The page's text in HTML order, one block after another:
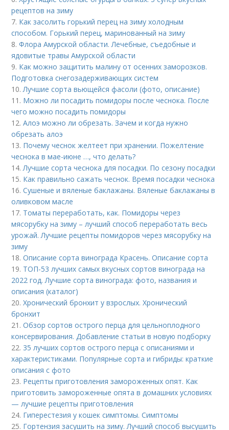
рецептов на зиму
7. Как засолить горький перец на зиму холодным
способом. Горький перец, маринованный на зиму
8.Флора Амурской области. Лечебные, съедобные и
ядовитые травы Амурской области
9. Как можно защитить малину от осенних заморозков.
Подготовка снегозадерживающих систем
10. Лучшие сорта вьющейся фасоли (фото, описание)
11. Можно ли посадить помидоры после чеснока. После
чего можно посадить помидоры
12.Алоэ можно ли обрезать. Зачем и когда нужно
обрезать алоэ
13. Почему чеснок желтеет при хранении. Пожелтение
чеснока в мае-июне …, что делать?
14. Лучшие сорта чеснока для посадки. По сезону посадки
15. Как правильно сажать чеснок. Время посадки чеснока
16.Сушеные и вяленые баклажаны. Вяленые баклажаны в
оливковом масле
17. Томаты переработать, как. Помидоры через
мясорубку на зиму – лучший способ переработать весь
урожай. Лучшие рецепты помидоров через мясорубку на
зиму
18.Описание сорта винограда Красень. Описание сорта
19. ТОП-53 лучших самых вкусных сортов винограда на
2022 год. Лучшие сорта винограда: фото, названия и
описания (каталог)
20.Хронический бронхит у взрослых. Хронический
бронхит
21.Обзор сортов острого перца для цельноплодного
консервирования. Добавление статьи в новую подборку
22. 35 лучших сортов острого перца с описаниями и
характеристиками. Популярные сорта и гибриды: краткие
описания с фото
23. Рецепты приготовления замороженных опят. Как
приготовить замороженные опята в домашних условиях
— лучшие рецепты приготовления
24. Гиперестезия у кошек симптомы. Симптомы
25. Гортензия засушить на зиму. Лучший способ высушить